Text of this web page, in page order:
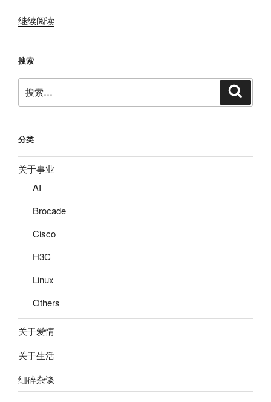
继续阅读“如
卡
手
搜索
索：
分类
关于事业
AI
Brocade
Cisco
H3C
Linux
Others
关于爱情
关于生活
细碎杂谈